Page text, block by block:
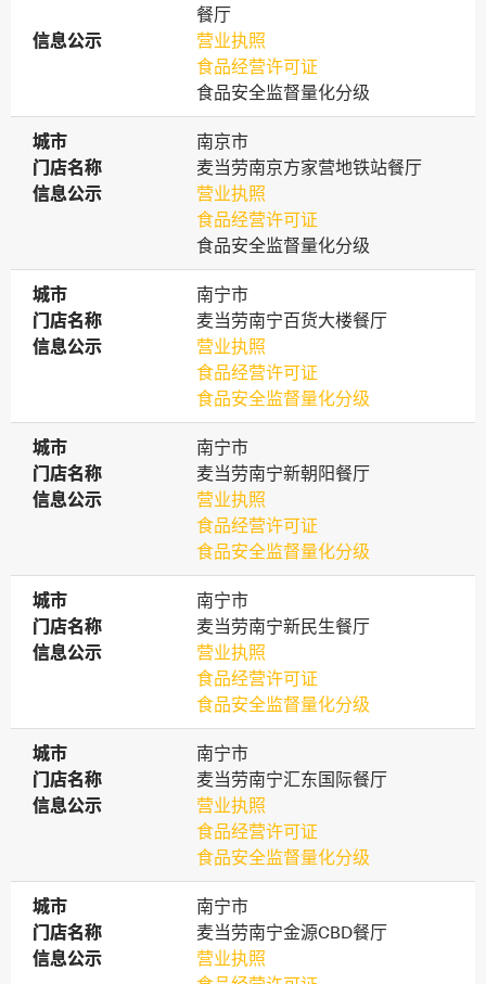
餐厅
信息公示
信息公示
营业执照
食品经营许可证
食品安全监督量化分级
城市
城市
南京市
门店名称
门店名称
麦当劳南京方家营地铁站餐厅
信息公示
信息公示
营业执照
食品经营许可证
食品安全监督量化分级
城市
城市
南宁市
门店名称
门店名称
麦当劳南宁百货大楼餐厅
信息公示
信息公示
营业执照
食品经营许可证
食品安全监督量化分级
城市
城市
南宁市
门店名称
门店名称
麦当劳南宁新朝阳餐厅
信息公示
信息公示
营业执照
食品经营许可证
食品安全监督量化分级
城市
城市
南宁市
门店名称
门店名称
麦当劳南宁新民生餐厅
信息公示
信息公示
营业执照
食品经营许可证
食品安全监督量化分级
城市
城市
南宁市
门店名称
门店名称
麦当劳南宁汇东国际餐厅
信息公示
信息公示
营业执照
食品经营许可证
食品安全监督量化分级
城市
城市
南宁市
门店名称
门店名称
麦当劳南宁金源CBD餐厅
信息公示
信息公示
营业执照